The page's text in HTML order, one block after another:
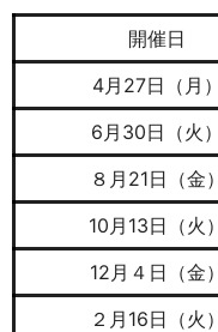
開催日
4月27日（月）
6月30日（火）
８月21日（金）
10月13日（火）
12月４日（金）
２月16日（火）